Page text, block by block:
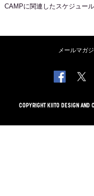
CAMPに関連したスケジュー
メールマガ
COPYRIGHT KIITO DESIGN AND